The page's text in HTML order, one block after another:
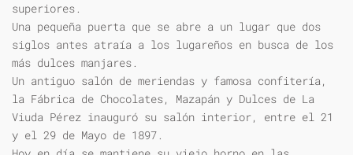
superiores.
Una pequeña puerta que se abre a un lugar que dos
siglos antes atraía a los lugareños en busca de los
más dulces manjares.
Un antiguo salón de meriendas y famosa confitería,
la Fábrica de Chocolates, Mazapán y Dulces de La
Viuda Pérez inauguró su salón interior, entre el 21
y el 29 de Mayo de 1897.